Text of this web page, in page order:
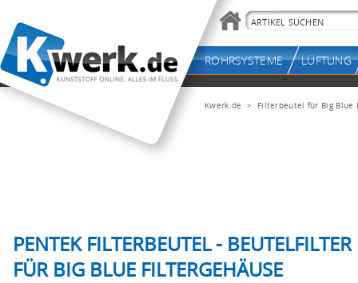
Kwerk.de > Filterbeutel für Big Blue
PENTEK FILTERBEUTEL - BEUTELFILTER
FÜR BIG BLUE FILTERGEHÄUSE